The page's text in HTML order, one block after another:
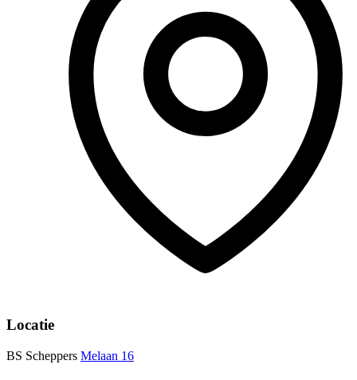
Locatie
BS Scheppers Melaan 16